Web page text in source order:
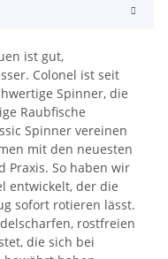
ist gut,
Colonel ist seit
Spinner, die
Raubfische
Spinner vereinen
mit den neuesten
Praxis. So haben wir
entwickelt, der die
sofort rotieren lässt.
rostfreien
die sich bei